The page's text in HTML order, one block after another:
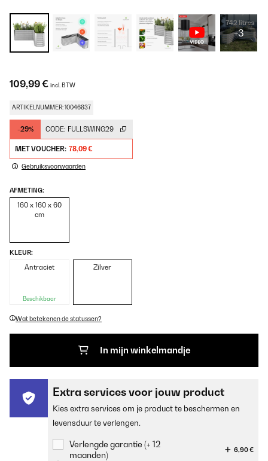
+3
109,99 € incl. BTW
ARTIKELNUMMER: 10046837
-29% CODE: FULLSWING29
MET VOUCHER: 78,09 €
Gebruiksvoorwaarden
AFMETING:
160 x 160 x 60
cm
KLEUR:
Antraciet
Beschikbaar
Zilver
Wat betekenen de statussen?
In mijn winkelmandje
Extra services voor jouw product
Kies extra services om je product te beschermen en
levensduur te verlengen.
Verlengde garantie (+ 12
maanden)
6,90 €